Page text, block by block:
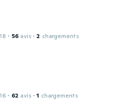
· 56 avis · 2 chargements
· 62 avis · 1 chargements